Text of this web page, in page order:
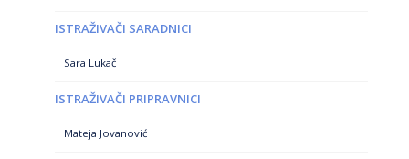
ISTRAŽIVAČI SARADNICI
Sara Lukač
ISTRAŽIVAČI PRIPRAVNICI
Mateja Jovanović